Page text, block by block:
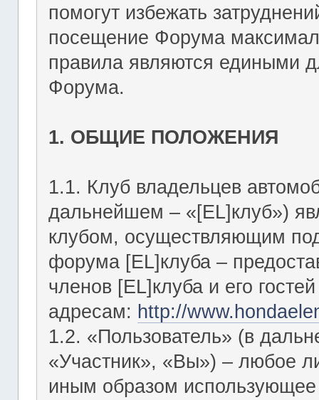
помогут избежать
посещение Форума
правила являются едиными
Форума.
1. ОБЩИЕ ПОЛОЖЕНИЯ
1.1. Клуб владельцев
дальнейшем – «[EL]клуб»)
клубом, осуществляющим
форума [EL]клуба –
членов [EL]клуба и его
адресам: http://
1.2. «Пользователь» (в
«Участник», «Вы») – любое
иным образом использующее